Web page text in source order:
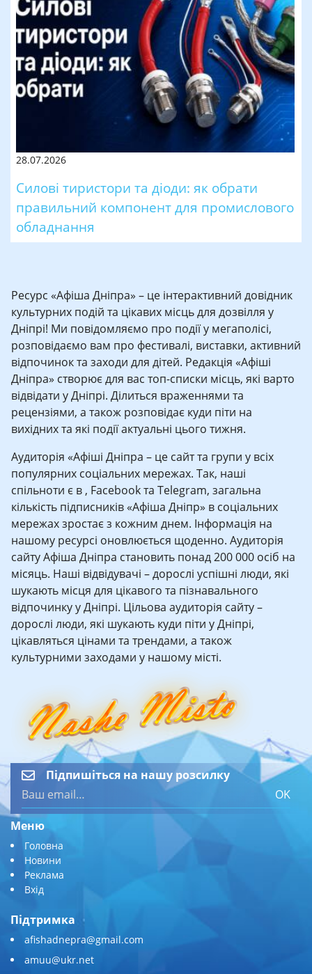
28.07.2026
Силові тиристори та діоди: як обрати
правильний компонент для промислового
обладнання
Ресурс «Афіша Дніпра» – це інтерактивний довідник
культурних подій та цікавих місць для дозвілля у
Дніпрі! Ми повідомляємо про події у мегаполісі,
розповідаємо вам про фестивалі, виставки, активний
відпочинок та заходи для дітей. Редакція «Афіші
Дніпра» створює для вас топ-списки місць, які варто
відвідати у Дніпрі. Ділиться враженнями та
рецензіями, а також розповідає куди піти на
вихідних та які події актуальні цього тижня.
Аудиторія «Афіші Дніпра – це сайт та групи у всіх
популярних соціальних мережах. Так, наші
спільноти є в , Facebook та Telegram, загальна
кількість підписників «Афіша Дніпр» в соціальних
мережах зростає з кожним днем. Інформація на
нашому ресурсі оновлюється щоденно. Аудиторія
сайту Афіша Дніпра становить понад 200 000 осіб на
місяць. Наші відвідувачі – дорослі успішні люди, які
шукають місця для цікавого та пізнавального
відпочинку у Дніпрі. Цільова аудиторія сайту –
дорослі люди, які шукають куди піти у Дніпрі,
цікавляться цінами та трендами, а також
культурними заходами у нашому місті.
Підпишіться на нашу розсилку
OK
Меню
Головна
Новини
Реклама
Вхід
Підтримка
afishadnepra@gmail.com
amuu@ukr.net